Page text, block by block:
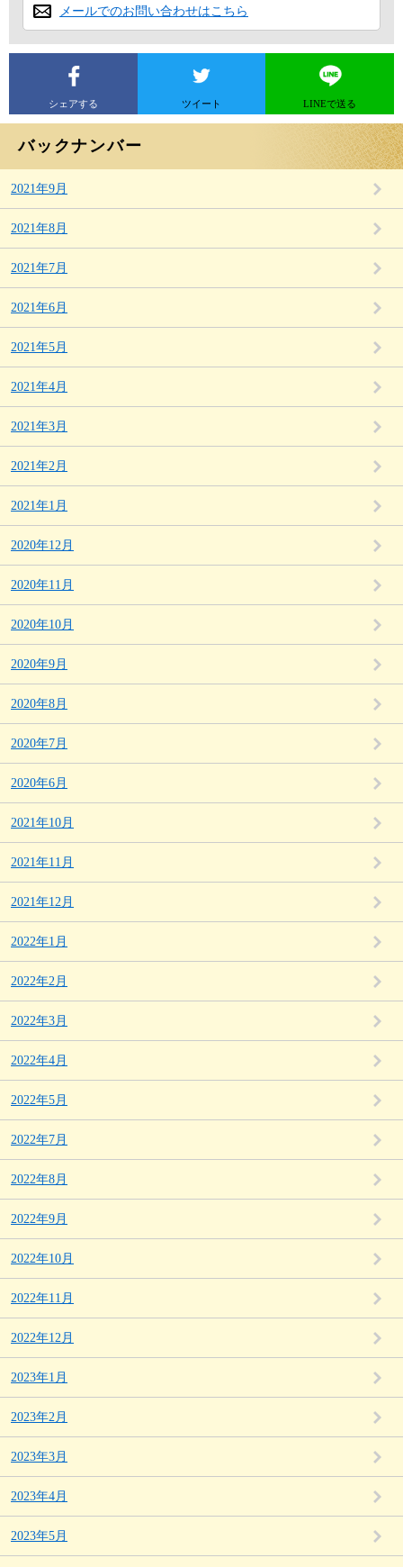
メールでのお問い合わせはこちら
シェアする ツイート LINEで送る
バックナンバー
2021年9月
2021年8月
2021年7月
2021年6月
2021年5月
2021年4月
2021年3月
2021年2月
2021年1月
2020年12月
2020年11月
2020年10月
2020年9月
2020年8月
2020年7月
2020年6月
2021年10月
2021年11月
2021年12月
2022年1月
2022年2月
2022年3月
2022年4月
2022年5月
2022年7月
2022年8月
2022年9月
2022年10月
2022年11月
2022年12月
2023年1月
2023年2月
2023年3月
2023年4月
2023年5月